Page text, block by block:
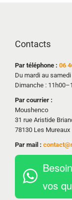
Contacts
Par téléphone : 06
Du mardi au
Dimanche :
Par courrier :
Moushenco
31 rue Aristide
78130 Les Mureaux
Par mail :
vos